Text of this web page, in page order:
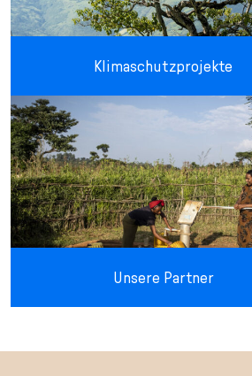
Klimaschutzprojekte
Unsere Partner